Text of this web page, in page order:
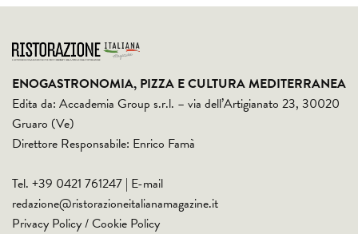
ENOGASTRONOMIA, PIZZA E CULTURA MEDITERRANEA
Edita da: Accademia Group s.r.l. – via dell’Artigianato 23, 30020
Gruaro (Ve)
Direttore Responsabile: Enrico Famà
Tel. +39 0421 761247 | E-mail
redazione@ristorazioneitalianamagazine.it
Privacy Policy/Cookie Policy